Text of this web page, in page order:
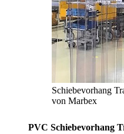
Schiebevorhang
von Marbex
PVC Schiebevorhang